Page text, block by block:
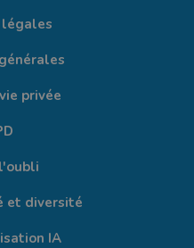
légales
privée
et diversité
IA